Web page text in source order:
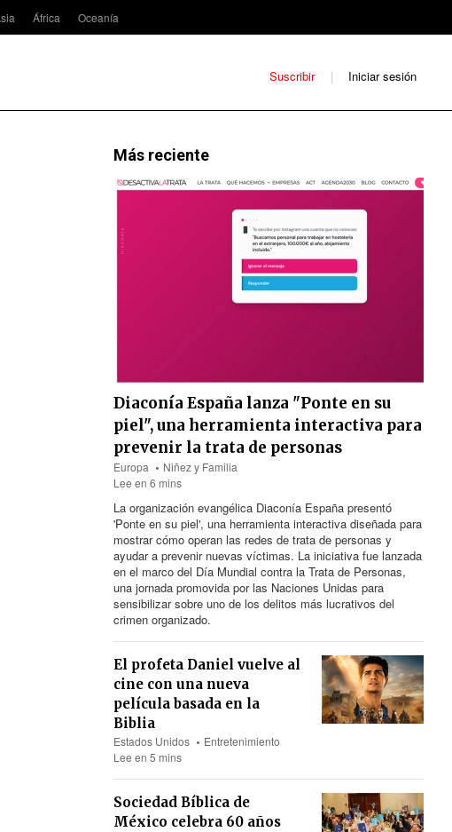
África Oceanía
Suscribir Iniciar sesión
Más reciente
Diaconía España lanza "Ponte en su
piel", una herramienta interactiva para
prevenir la trata de personas
Europa
Niñez y Familia
Lee en 6 mins
La organización evangélica Diaconía España presentó
'Ponte en su piel', una herramienta interactiva diseñada para
mostrar cómo operan las redes de trata de personas y
ayudar a prevenir nuevas víctimas. La iniciativa fue lanzada
en el marco del Día Mundial contra la Trata de Personas,
una jornada promovida por las Naciones Unidas para
sensibilizar sobre uno de los delitos más lucrativos del
crimen organizado.
El profeta Daniel vuelve al
cine con una nueva
película basada en la
Biblia
Estados Unidos
Entretenimiento
Lee en 5 mins
Sociedad Bíblica de
México celebra 60 años